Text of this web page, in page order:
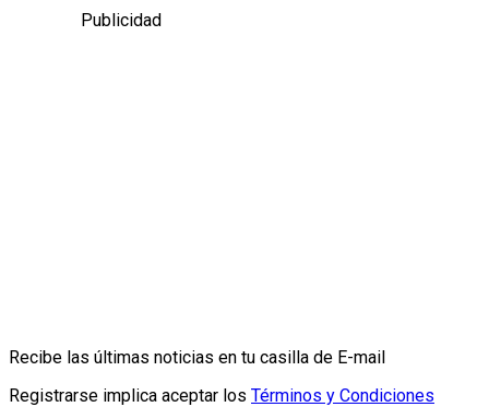
Publicidad
Recibe las últimas noticias en tu casilla de E-mail
Registrarse implica aceptar los Términos y Condiciones